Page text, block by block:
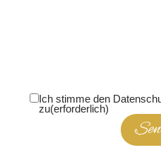
Ich stimme den
zu(erforderlich)